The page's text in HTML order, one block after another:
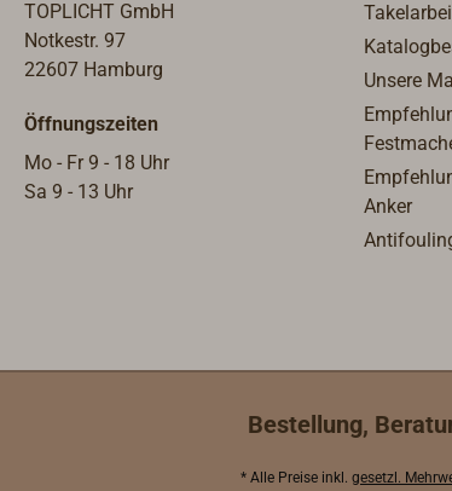
TOPLICHT GmbH
Notkestr. 97
22607 Hamburg
Öffnungszeiten
Mo - Fr 9 - 18 Uhr
Sa 9 - 13 Uhr
Unsere
Anker
Bestellung,
* Alle Preise inkl. gesetzl.